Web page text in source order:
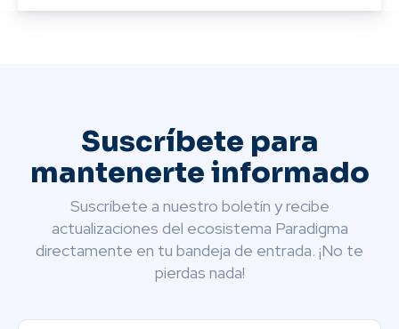
Suscríbete para
mantenerte informado
Suscríbete a nuestro boletín y recibe
actualizaciones del ecosistema Paradigma
directamente en tu bandeja de entrada. ¡No te
pierdas nada!